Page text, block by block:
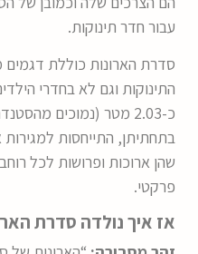
עבור חדר תינוקות.
סדרת הארונות כוללת דגמים
התינוקות וגם לא בחדרי
כ-2.03 מטר (נמוכים
בתחתיתן, התייחסות
שהן ארוכות ופרושות לכל
פרקטי.
אז איך נולדה סדרת